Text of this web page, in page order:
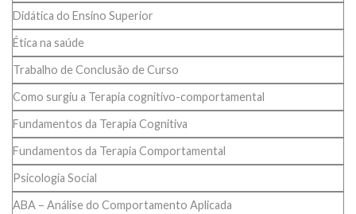
Didática do Ensino Superior
Ética na saúde
Trabalho de Conclusão de Curso
Como surgiu a Terapia cognitivo-comportamental
Fundamentos da Terapia Cognitiva
Fundamentos da Terapia Comportamental
Psicologia Social
ABA – Análise do Comportamento Aplicada